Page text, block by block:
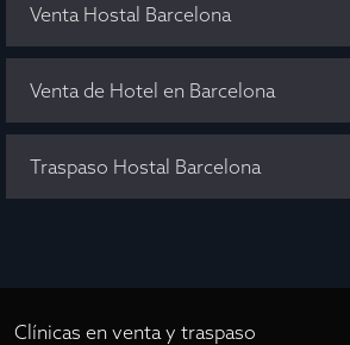
Venta Hostal Barcelona
Venta de Hotel en Barcelona
Traspaso Hostal Barcelona
Clínicas en venta y traspaso